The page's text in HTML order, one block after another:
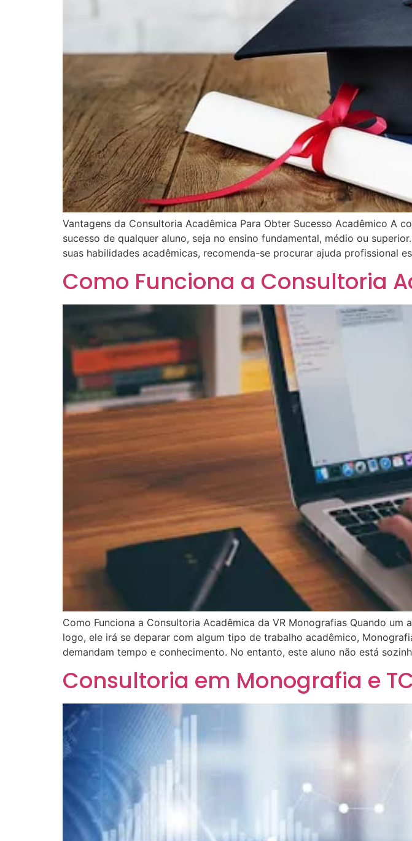
Vantagens da Consultoria Acadêmica Para Obter Sucesso Acadêmico A
sucesso de qualquer aluno, seja no ensino fundamental, médio ou
suas habilidades acadêmicas, recomenda-se procurar ajuda profissional
Como Funciona a Consultoria
Como Funciona a Consultoria Acadêmica da VR Monografias Quando
logo, ele irá se deparar com algum tipo de trabalho acadêmico,
demandam tempo e conhecimento. No entanto, este aluno não está
Consultoria em Monografia e